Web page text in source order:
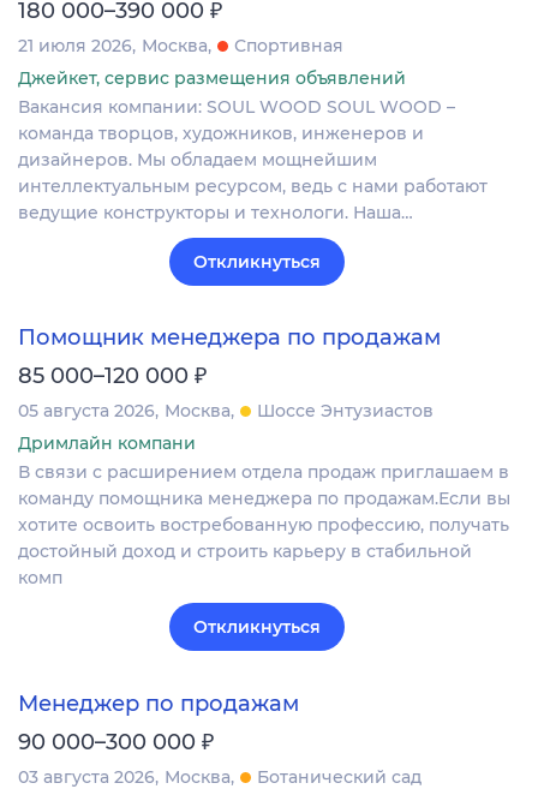
180 000–390 000 ₽
21 июля 2026 Москва
Спортивная
Джейкет, сервис размещения объявлений
Вакансия компании: SOUL WOOD SOUL WOOD –
команда творцов, художников, инженеров и
дизайнеров. Мы обладаем мощнейшим
интеллектуальным ресурсом, ведь с нами работают
ведущие конструкторы и технологи. Наша…
Откликнуться
Помощник менеджера по продажам
85 000–120 000 ₽
05 августа 2026 Москва
Шоссе Энтузиастов
Дримлайн компани
В связи с расширением отдела продаж приглашаем в
команду помощника менеджера по продажам.Если вы
хотите освоить востребованную профессию, получать
достойный доход и строить карьеру в стабильной
комп
Откликнуться
Менеджер по продажам
90 000–300 000 ₽
03 августа 2026 Москва
Ботанический сад